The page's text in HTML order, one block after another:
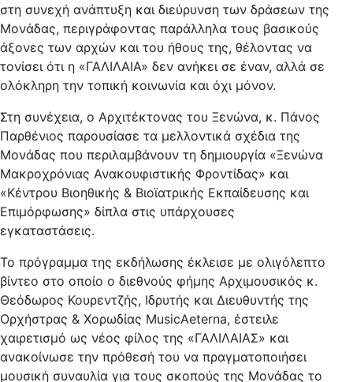
στη συνεχή ανάπτυξη και διεύρυνση των δράσεων της
Μονάδας, περιγράφοντας παράλληλα τους βασικούς
άξονες των αρχών και του ήθους της, θέλοντας να
τονίσει ότι η «ΓΑΛΙΛΑΙΑ» δεν ανήκει σε έναν, αλλά σε
ολόκληρη την τοπική κοινωνία και όχι μόνον.
Στη συνέχεια, ο Αρχιτέκτονας του Ξενώνα, κ. Πάνος
Παρθένιος παρουσίασε τα μελλοντικά σχέδια της
Μονάδας που περιλαμβάνουν τη δημιουργία «Ξενώνα
Μακροχρόνιας Ανακουφιστικής Φροντίδας» και
«Κέντρου Βιοηθικής & Βιοϊατρικής Εκπαίδευσης και
Επιμόρφωσης» δίπλα στις υπάρχουσες
εγκαταστάσεις.
Το πρόγραμμα της εκδήλωσης έκλεισε με ολιγόλεπτο
βίντεο στο οποίο ο διεθνούς φήμης Αρχιμουσικός κ.
Θεόδωρος Κουρεντζής, Ιδρυτής και Διευθυντής της
Ορχήστρας & Χορωδίας MusicAeterna, έστειλε
χαιρετισμό ως νέος φίλος της «ΓΑΛΙΛΑΙΑΣ» και
ανακοίνωσε την πρόθεσή του να πραγματοποιήσει
μουσική συναυλία για τους σκοπούς της Μονάδας το